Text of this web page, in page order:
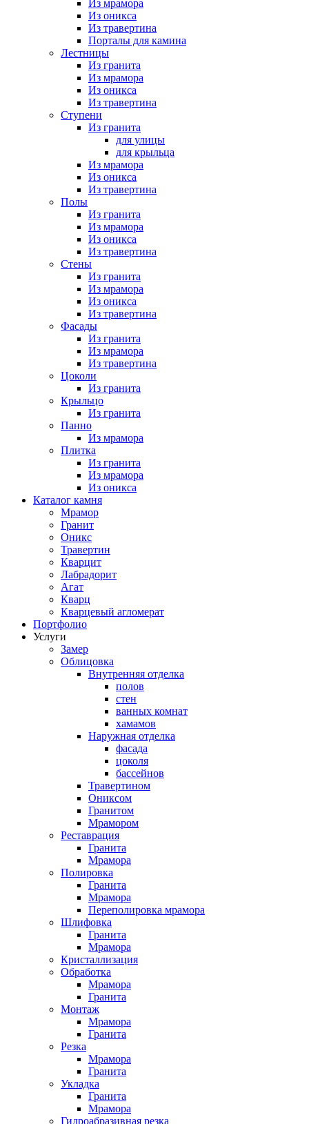
Из мрамора
Из оникса
Из травертина
Порталы для камина
Лестницы
Из гранита
Из мрамора
Из оникса
Из травертина
Ступени
Из гранита
для улицы
для крыльца
Из мрамора
Из оникса
Из травертина
Полы
Из гранита
Из мрамора
Из оникса
Из травертина
Стены
Из гранита
Из мрамора
Из оникса
Из травертина
Фасады
Из гранита
Из мрамора
Из травертина
Цоколи
Из гранита
Крыльцо
Из гранита
Панно
Из мрамора
Плитка
Из гранита
Из мрамора
Из оникса
Каталог камня
Мрамор
Гранит
Оникс
Травертин
Кварцит
Лабрадорит
Агат
Кварц
Кварцевый агломерат
Портфолио
Услуги
Замер
Облицовка
Внутренняя отделка
полов
стен
ванных комнат
хамамов
Наружная отделка
фасада
цоколя
бассейнов
Травертином
Ониксом
Гранитом
Мрамором
Реставрация
Гранита
Мрамора
Полировка
Гранита
Мрамора
Переполировка мрамора
Шлифовка
Гранита
Мрамора
Кристаллизация
Обработка
Мрамора
Гранита
Монтаж
Мрамора
Гранита
Резка
Мрамора
Гранита
Укладка
Гранита
Мрамора
Гидроабразивная резка